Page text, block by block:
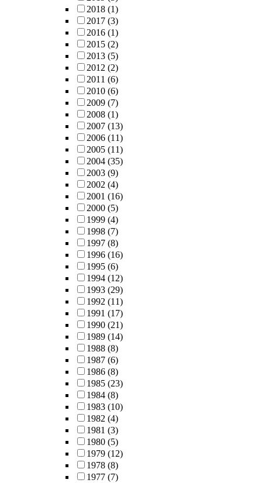
2018 (1)
2017 (3)
2016 (1)
2015 (2)
2013 (5)
2012 (2)
2011 (6)
2010 (6)
2009 (7)
2008 (1)
2007 (13)
2006 (11)
2005 (11)
2004 (35)
2003 (9)
2002 (4)
2001 (16)
2000 (5)
1999 (4)
1998 (7)
1997 (8)
1996 (16)
1995 (6)
1994 (12)
1993 (29)
1992 (11)
1991 (17)
1990 (21)
1989 (14)
1988 (8)
1987 (6)
1986 (8)
1985 (23)
1984 (8)
1983 (10)
1982 (4)
1981 (3)
1980 (5)
1979 (12)
1978 (8)
1977 (7)